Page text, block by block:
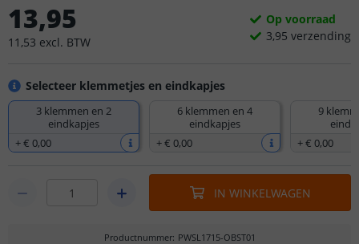
Selecteer klemmetjes en eindkapjes
3 klemmen en 2
eindkapjes
+€ 0,00
6 klemmen en 4
eindkapjes
+€ 0,00
9
+€ 0,00
13,95
11 ,53 excl. BTW
Op voorraad
3,95 verzending
IN WINKELWAGEN
Productnummer: PWSL1715-OBST01